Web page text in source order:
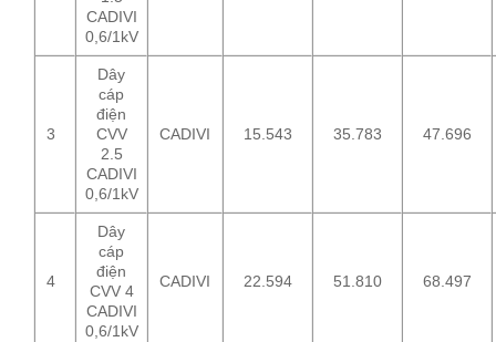
CADIVI
0,6/1kV
3
Dây
cáp
điện
CVV
2.5
CADIVI
0,6/1kV
CADIVI 15.543 35.783 47.696
4
Dây
cáp
điện
CVV 4
CADIVI
0,6/1kV
CADIVI 22.594 51.810 68.497